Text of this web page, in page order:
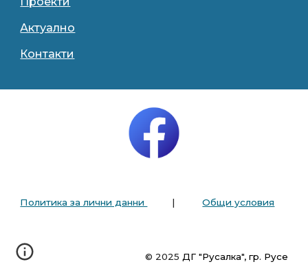
Актуално
Контакти
Политика за лични данни |Общи условия
© 2025 ДГ "Русалка", гр. Русе